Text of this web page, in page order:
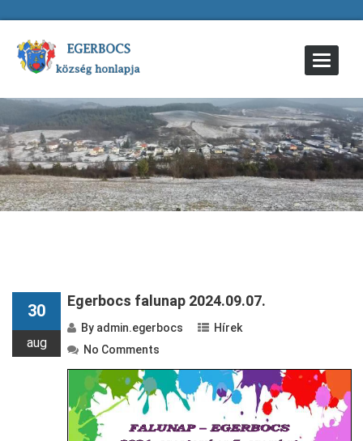
Toggle
30
aug
Egerbocs falunap 2024.09.07.
By admin.egerbocs
Hírek
No Comments